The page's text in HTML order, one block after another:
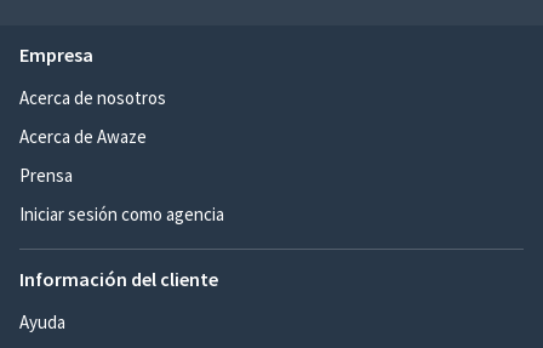
Empresa
Acerca de nosotros
Acerca de Awaze
Prensa
Iniciar sesión como agencia
Información del cliente
Ayuda